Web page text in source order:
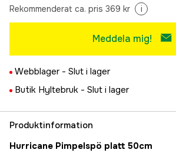
Rekommenderat ca. pris 369 kr i
Meddela mig!
Webblager - Slut i lager
Butik Hyltebruk - Slut i lager
Produktinformation
Hurricane Pimpelspö platt 50cm